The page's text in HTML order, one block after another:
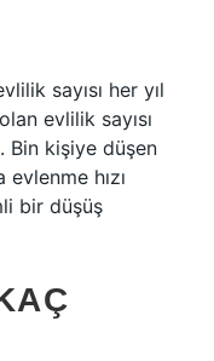
sayısı her yıl
evlilik sayısı
Bin kişiye düşen
hızı
bir düşüş